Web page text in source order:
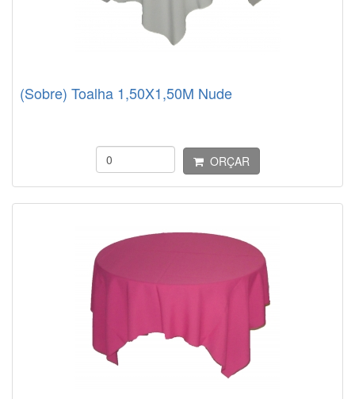
(Sobre) Toalha 1,50X1,50M Nude
ORÇAR